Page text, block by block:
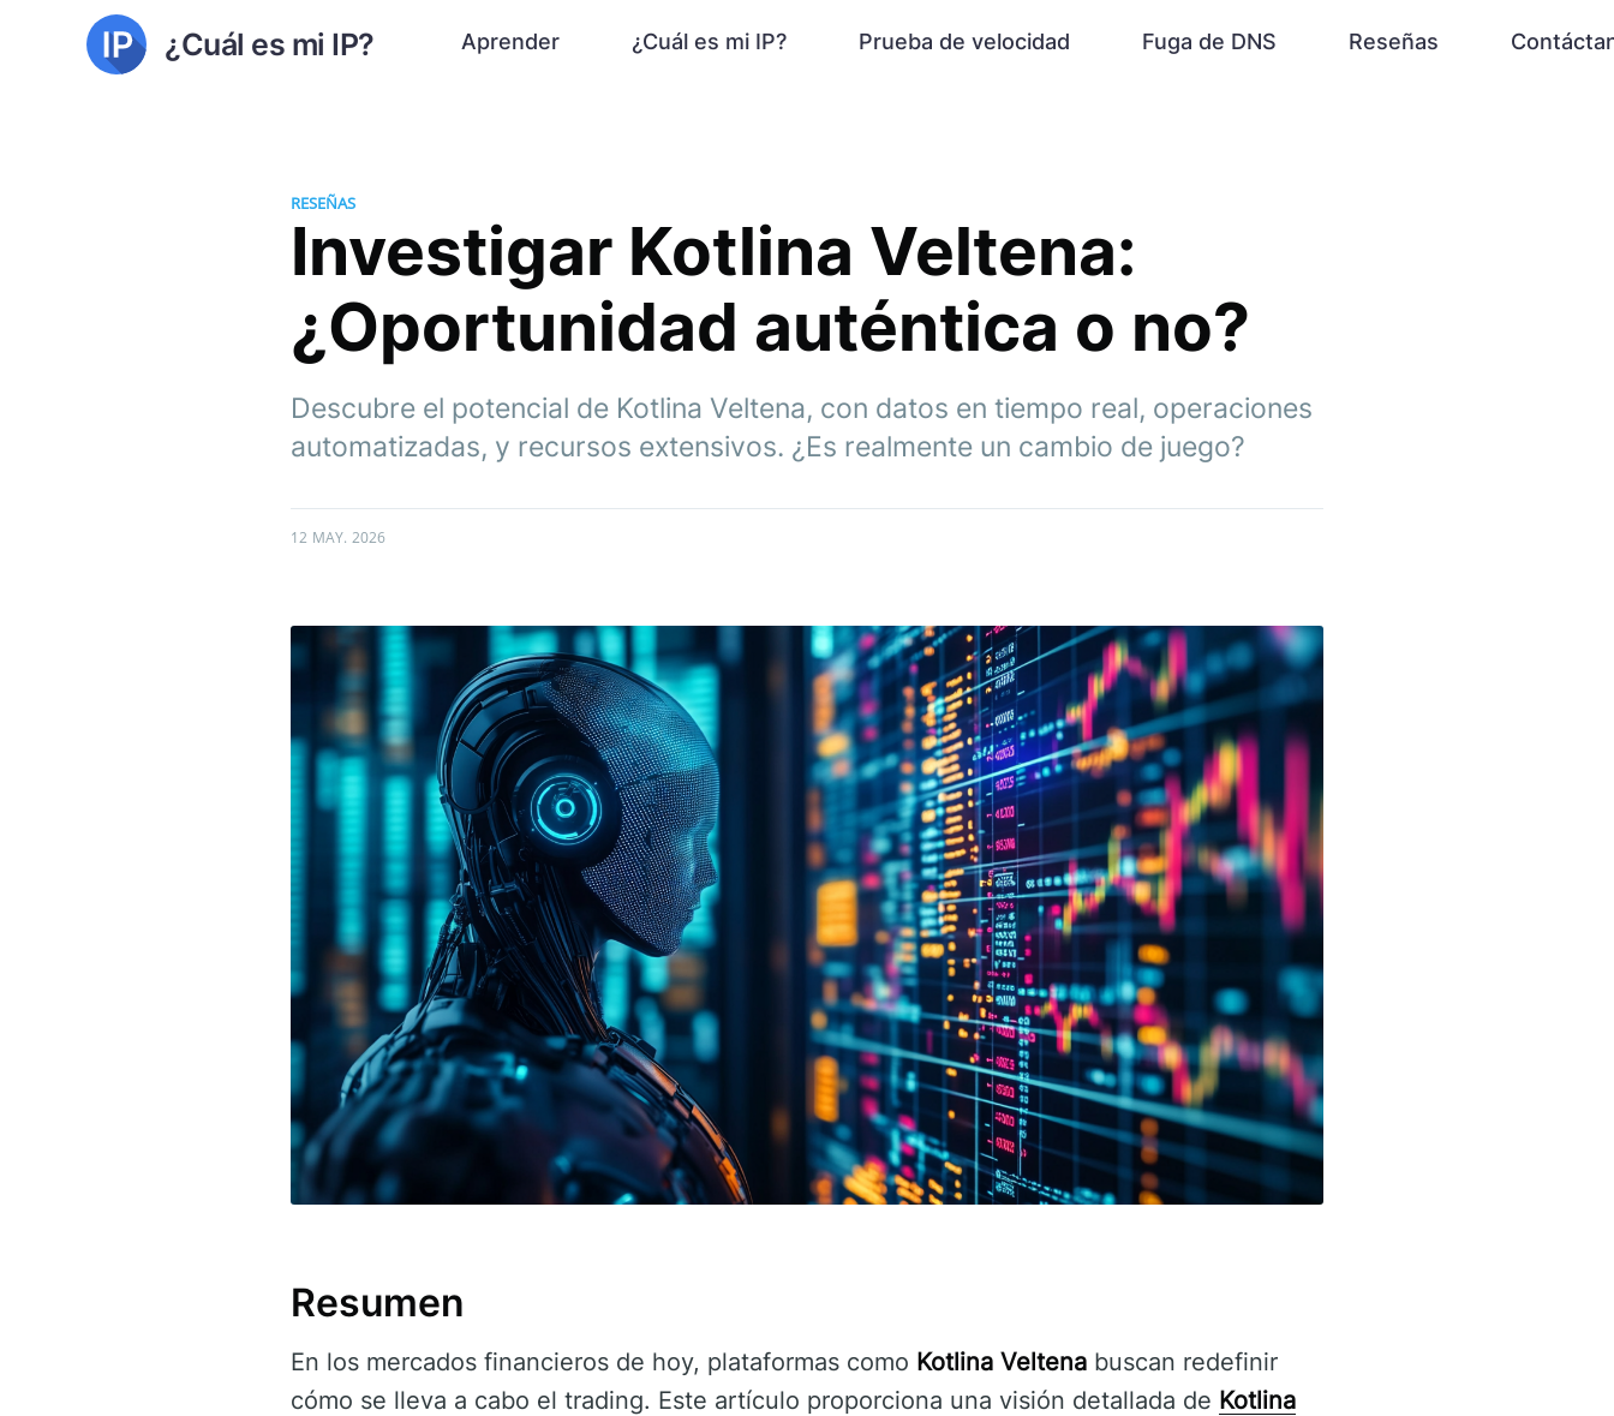
¿Cuál es mi IP? Aprender ¿Cuál es mi IP? Prueba de velocidad Fuga de DNS Reseñas
RESEÑAS
Investigar Kotlina Veltena:
¿Oportunidad auténtica o no?
Descubre el potencial de Kotlina Veltena, con datos en tiempo real, operaciones
automatizadas, y recursos extensivos. ¿Es realmente un cambio de juego?
12 MAY. 2026
Resumen
En los mercados financieros de hoy, plataformas como Kotlina Veltena buscan redefinir
cómo se lleva a cabo el trading. Este artículo proporciona una visión detallada de Kotlina